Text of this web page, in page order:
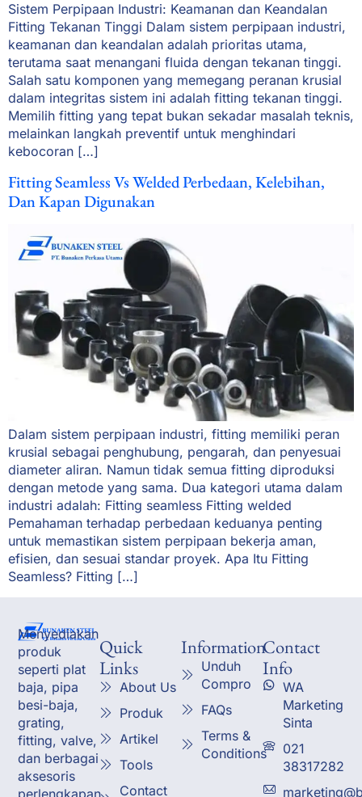
Sistem Perpipaan Industri: Keamanan dan Keandalan
Fitting Tekanan Tinggi Dalam sistem perpipaan industri,
keamanan dan keandalan adalah prioritas utama,
terutama saat menangani fluida dengan tekanan tinggi.
Salah satu komponen yang memegang peranan krusial
dalam integritas sistem ini adalah fitting tekanan tinggi.
Memilih fitting yang tepat bukan sekadar masalah teknis,
melainkan langkah preventif untuk menghindari
kebocoran […]
Fitting Seamless Vs Welded Perbedaan, Kelebihan,
Dan Kapan Digunakan
Dalam sistem perpipaan industri, fitting memiliki peran
krusial sebagai penghubung, pengarah, dan penyesuai
diameter aliran. Namun tidak semua fitting diproduksi
dengan metode yang sama. Dua kategori utama dalam
industri adalah: Fitting seamless Fitting welded
Pemahaman terhadap perbedaan keduanya penting
untuk memastikan sistem perpipaan bekerja aman,
efisien, dan sesuai standar proyek. Apa Itu Fitting
Seamless? Fitting […]
Menyediakan
produk
seperti plat
baja, pipa
besi-baja,
grating,
fitting, valve,
dan berbagai
aksesoris
perlengkapan
Quick
Links
About Us
Produk
Artikel
Tools
Contact
Information
Unduh
Compro
FAQs
Terms &
Conditions
Contact
Info
WA
Marketing
Sinta
021
38317282